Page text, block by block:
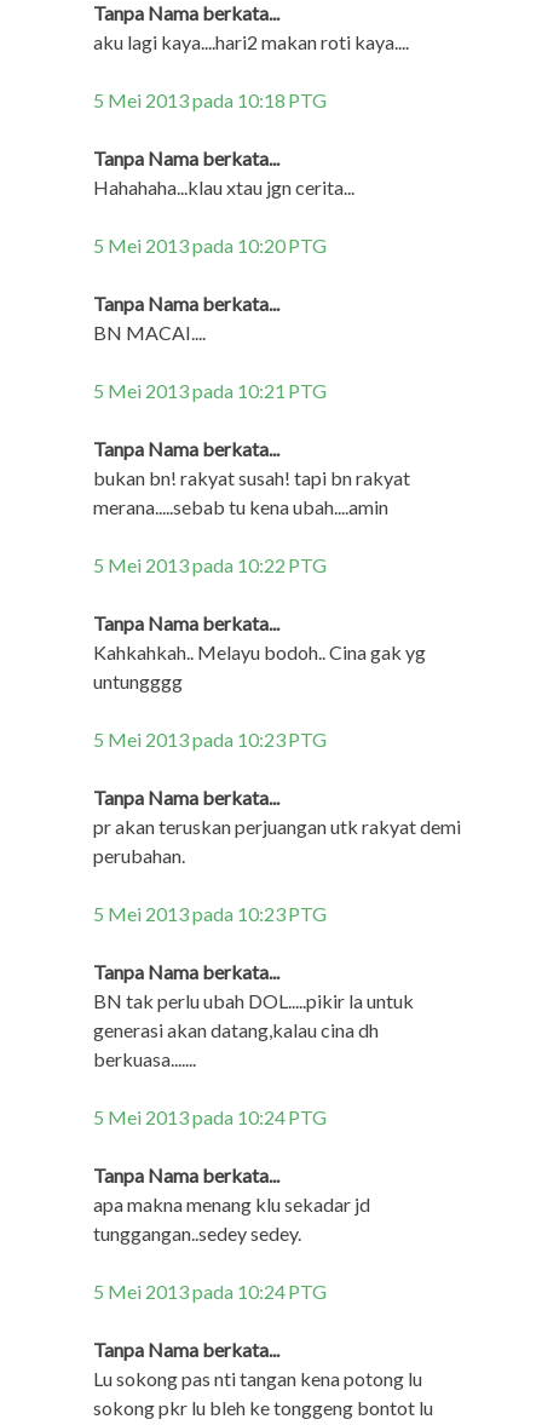
Tanpa Nama berkata...
aku lagi kaya....hari2 makan roti kaya....
5 Mei 2013 pada 10:18 PTG
Tanpa Nama berkata...
Hahahaha...klau xtau jgn cerita...
5 Mei 2013 pada 10:20 PTG
Tanpa Nama berkata...
BN MACAI....
5 Mei 2013 pada 10:21 PTG
Tanpa Nama berkata...
bukan bn! rakyat susah! tapi bn rakyat
merana.....sebab tu kena ubah....amin
5 Mei 2013 pada 10:22 PTG
Tanpa Nama berkata...
Kahkahkah.. Melayu bodoh.. Cina gak yg
untungggg
5 Mei 2013 pada 10:23 PTG
Tanpa Nama berkata...
pr akan teruskan perjuangan utk rakyat demi
perubahan.
5 Mei 2013 pada 10:23 PTG
Tanpa Nama berkata...
BN tak perlu ubah DOL.....pikir la untuk
generasi akan datang,kalau cina dh
berkuasa.......
5 Mei 2013 pada 10:24 PTG
Tanpa Nama berkata...
apa makna menang klu sekadar jd
tunggangan..sedey sedey.
5 Mei 2013 pada 10:24 PTG
Tanpa Nama berkata...
Lu sokong pas nti tangan kena potong lu
sokong pkr lu bleh ke tonggeng bontot lu